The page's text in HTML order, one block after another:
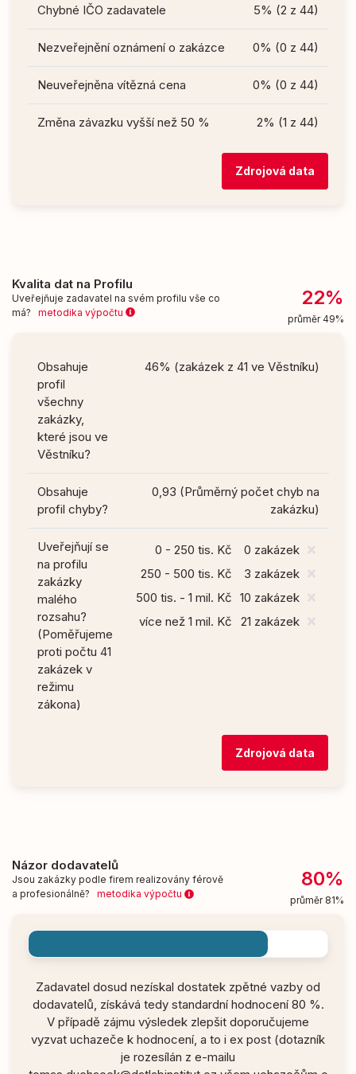
Chybné IČO zadavatele 5% (2 z 44)
Nezveřejnění oznámení o zakázce 0% (0 z 44)
Neuveřejněna vítězná cena 0% (0 z 44)
Změna závazku vyšší než 50 % 2% (1 z 44)
Zdrojová data
Kvalita dat na Profilu
Uveřejňuje zadavatel na svém profilu vše co
má? metodika výpočtu
22%
průměr 49%
Obsahuje
profil
všechny
zakázky,
které jsou ve
Věstníku?
46% (zakázek z 41 ve Věstníku)
Obsahuje
profil chyby?
0,93 (Průměrný počet chyb na
zakázku)
Uveřejňují se
na profilu
zakázky
malého
rozsahu?
(Poměřujeme
proti počtu 41
zakázek v
režimu
zákona)
0 - 250 tis. Kč
0 zakázek
250 - 500 tis. Kč
3 zakázek
500 tis. - 1 mil. Kč 10 zakázek
více než 1 mil. Kč
21 zakázek
Zdrojová data
Názor dodavatelů
Jsou zakázky podle firem realizovány férově
a profesionálně? metodika výpočtu
80%
průměr 81%
Zadavatel dosud nezískal dostatek zpětné vazby od
dodavatelů, získává tedy standardní hodnocení 80 %.
V případě zájmu výsledek zlepšit doporučujeme
vyzvat uchazeče k hodnocení, a to i ex post (dotazník
je rozesílán z e-mailu